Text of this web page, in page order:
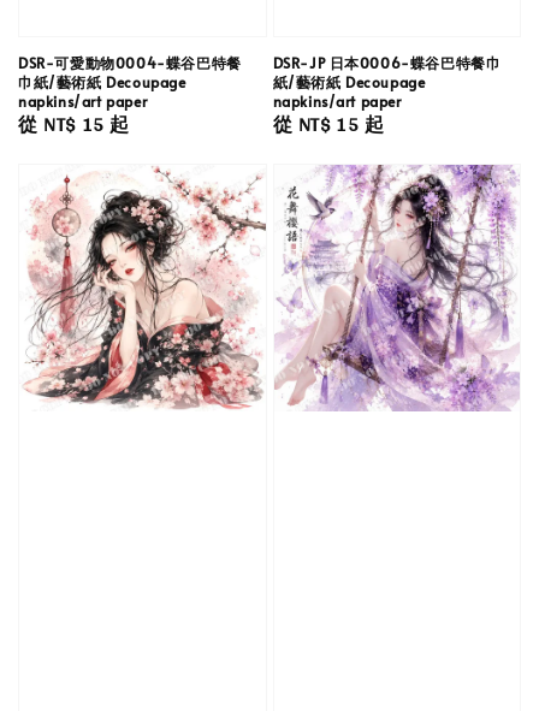
DSR-可愛動物0004-蝶谷巴特餐
巾紙/藝術紙 Decoupage
napkins/art paper
Regular
從 NT$ 15起
DSR-JP 日本0006-蝶谷巴特餐巾
紙/藝術紙 Decoupage
napkins/art paper
Regular
從 NT$ 15起